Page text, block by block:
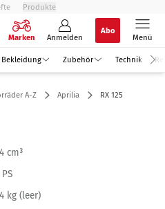
Produkte
Marken Anmelden
Abo
Menü
Bekleidung Zubehör Technik
A-Z Aprilia RX 125
cm³
kg (leer)